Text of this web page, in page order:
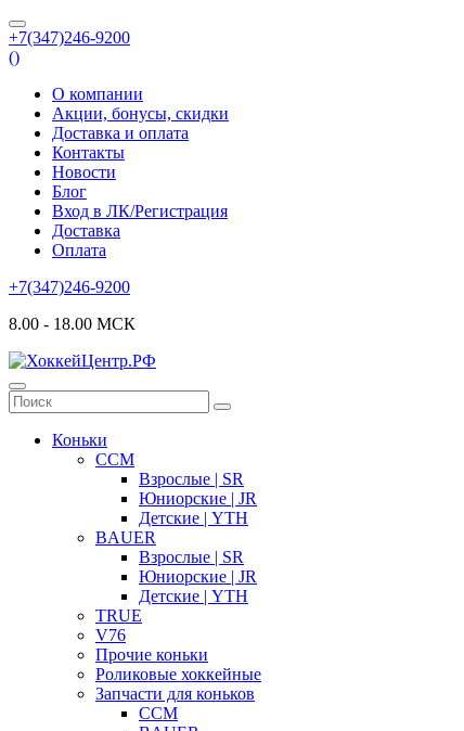
+7(347)246-9200
()
О компании
Акции, бонусы, скидки
Доставка и оплата
Контакты
Новости
Блог
Вход в ЛК/Регистрация
Доставка
Оплата
+7(347)246-9200
8.00 - 18.00 МСК
Коньки
CCM
Взрослые | SR
Юниорские | JR
Детские | YTH
BAUER
Взрослые | SR
Юниорские | JR
Детские | YTH
TRUE
V76
Прочие коньки
Роликовые хоккейные
Запчасти для коньков
CCM